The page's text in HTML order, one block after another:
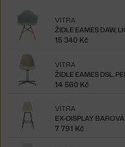
ŽIDLE EAMES DAW,
VITRA
15 340 Kč
ŽIDLE EAMES DSL,
VITRA
14 560 Kč
VITRA
7 791 Kč